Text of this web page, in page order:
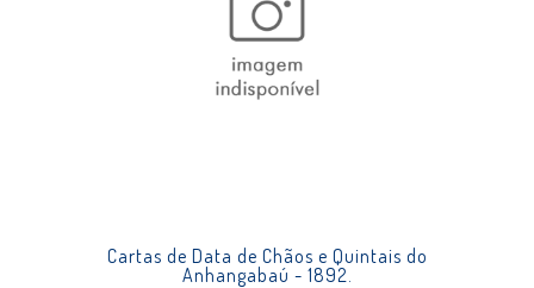
Cartas de Data de Chãos e Quintais do
Anhangabaú - 1892.